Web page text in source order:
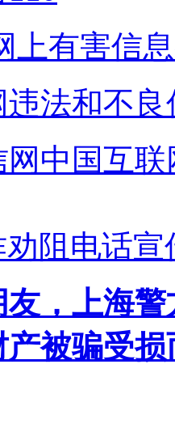
上有害信
违法和不
中国互
劝阻电话宣
，上海
被骗受